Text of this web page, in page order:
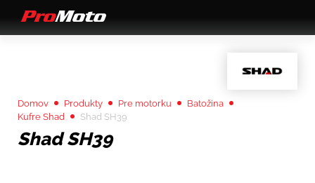
Domov Produkty Pre motorku
Batožina
Kufre Shad
Shad SH39
Shad SH39